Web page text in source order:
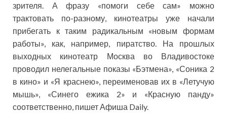
зрителя. А фразу «помоги себе сам» можно
трактовать по-разному, кинотеатры уже начали
прибегать к таким радикальным «новым формам
работы», как, например, пиратство. На прошлых
выходных кинотеатр Москва во Владивостоке
проводил нелегальные показы «Бэтмена», «Соника 2
в кино» и «Я краснею», переименовав их в «Летучую
мышь», «Синего ежика 2» и «Красную панду»
соответственно, пишет Афиша Daily.